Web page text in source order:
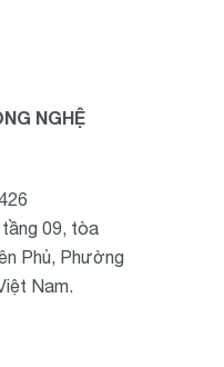
NGHỆ
tầng 09, tòa
Phủ, Phường
Nam.